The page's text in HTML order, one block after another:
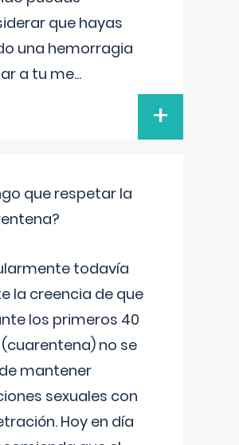
que hayas
una hemorragia
a tu me...
+
que respetar la
todavía
la creencia de que
los primeros 40
no se
mantener
sexuales con
Hoy en día